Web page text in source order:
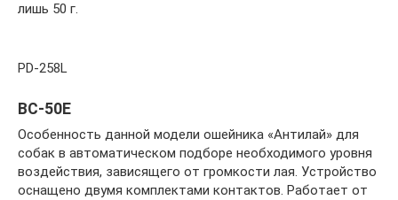
лишь 50 г.
PD-258L
BC-50E
Особенность данной модели ошейника «Антилай» для
собак в автоматическом подборе необходимого уровня
воздействия, зависящего от громкости лая. Устройство
оснащено двумя комплектами контактов. Работает от